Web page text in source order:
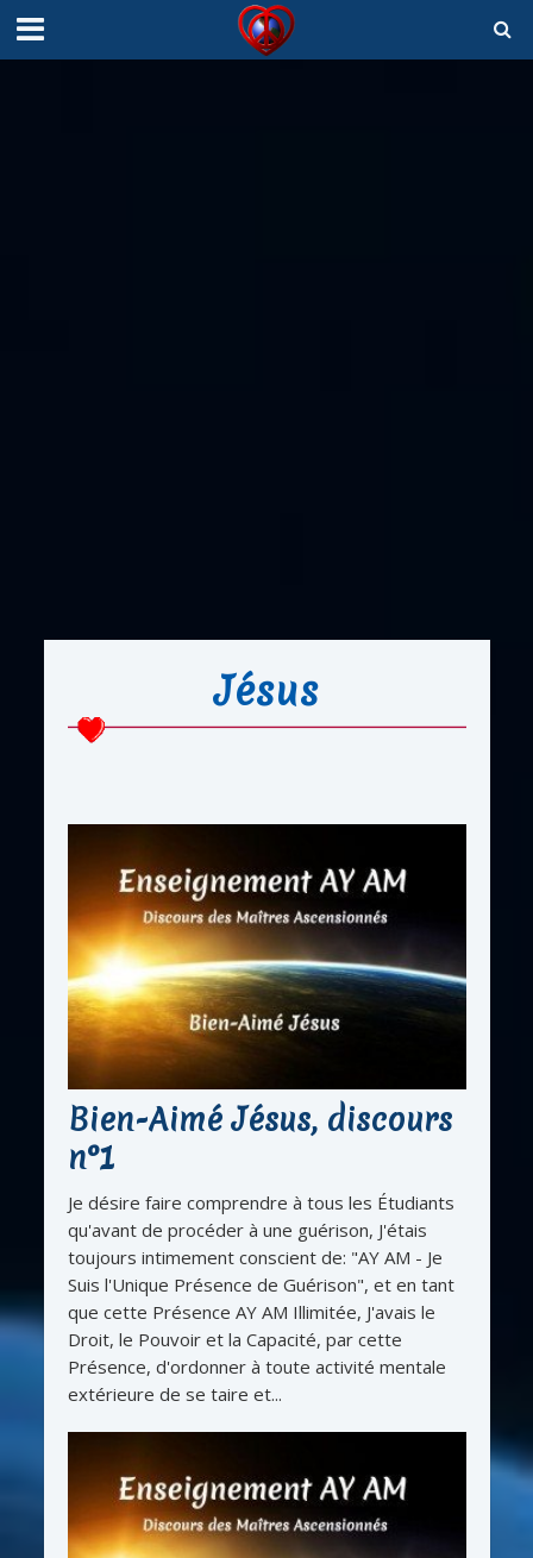
Jésus
Bien-Aimé Jésus, discours
n°1
Je désire faire comprendre à tous les Étudiants
qu'avant de procéder à une guérison, J'étais
toujours intimement conscient de: "AY AM - Je
Suis l'Unique Présence de Guérison", et en tant
que cette Présence AY AM Illimitée, J'avais le
Droit, le Pouvoir et la Capacité, par cette
Présence, d'ordonner à toute activité mentale
extérieure de se taire et...